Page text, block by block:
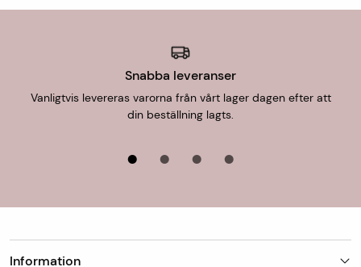
Snabba leveranser
Vanligtvis levereras varorna från vårt lager dagen efter att
din beställning lagts.
Information